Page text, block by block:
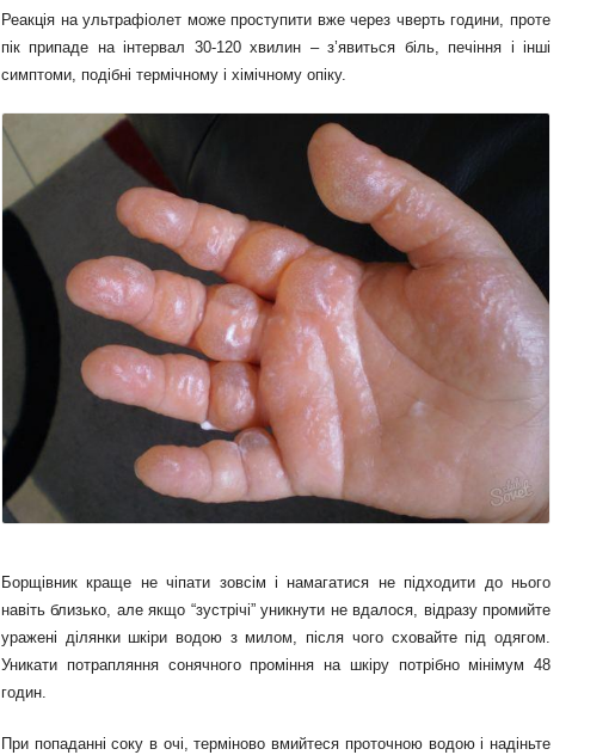
Реакція на ультрафіолет може проступити вже через чверть години, проте
пік припаде на інтервал 30-120 хвилин – з’явиться біль, печіння і інші
симптоми, подібні термічному і хімічному опіку.
Борщівник краще не чіпати зовсім і намагатися не підходити до нього
навіть близько, але якщо “зустрічі” уникнути не вдалося, відразу промийте
уражені ділянки шкіри водою з милом, після чого сховайте під одягом.
Уникати потрапляння сонячного проміння на шкіру потрібно мінімум 48
годин.
При попаданні соку в очі, терміново вмийтеся проточною водою і надіньте